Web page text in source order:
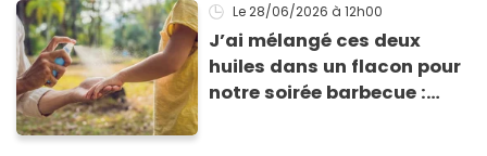
Le 28/06/2026 à 12h00
J’ai mélangé ces deux
huiles dans un flacon pour
notre soirée barbecue :